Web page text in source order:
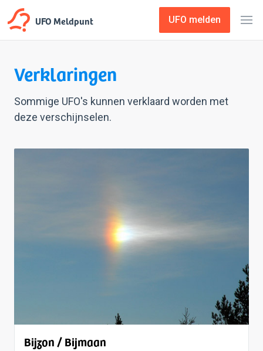
UFO Meldpunt UFO melden
Verklaringen
Sommige UFO's kunnen verklaard worden met
deze verschijnselen.
Bijzon / Bijmaan